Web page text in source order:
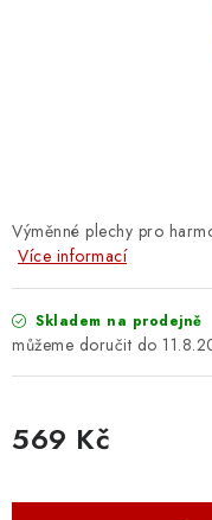
KYTAROVÉ
KONTAKTY
O E-SHOPU
OBCHODNÍ
Výměnné plechy pro
Více informací
Skladem na prodejně
569 Kč